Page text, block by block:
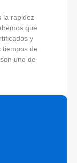
la rapidez
que
y
tiempos de
uno de